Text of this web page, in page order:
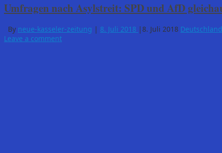
Umfragen nach Asylstreit: SPD und AfD
By neue-kasseler-zeitung | 8. Juli 2018 |8. Juli 2018 Deutschland
Leave a comment